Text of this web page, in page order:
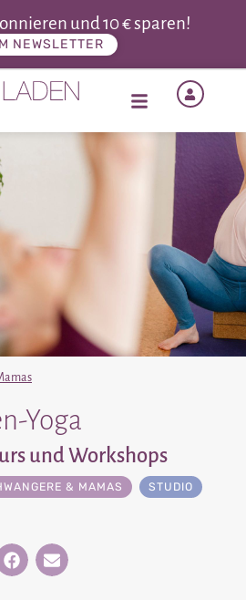
und 10 € sparen!
NEWSLETTER
Yoga
und Workshops
& MAMAS
STUDIO